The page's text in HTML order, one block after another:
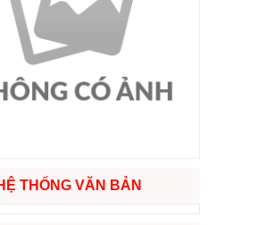
nhân dân các cấp nhiệm kỳ 2026 - 2031
THỐNG VĂN BẢN